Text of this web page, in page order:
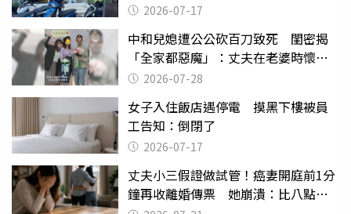
2026-07-17
中和兒媳遭公公砍百刀致死 閨密揭
「全家都惡魔」：丈夫在老婆時懷孕
摔東西
2026-07-28
女子入住飯店遇停電 摸黑下樓被員
工告知：倒閉了
2026-07-17
丈夫小三假證做試管！癌妻開庭前1分
鐘再收離婚傳票 她崩潰：比八點檔